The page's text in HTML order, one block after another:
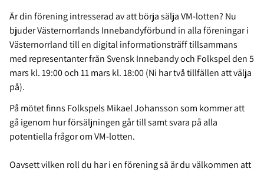
Är din förening intresserad av att börja sälja VM-lotten? Nu
bjuder Västernorrlands Innebandyförbund in alla föreningar i
Västernorrland till en digital informationsträff tillsammans
med representanter från Svensk Innebandy och Folkspel den 5
mars kl. 19:00 och 11 mars kl. 18:00 (Ni har två tillfällen att välja
på).
På mötet finns Folkspels Mikael Johansson som kommer att
gå igenom hur försäljningen går till samt svara på alla
potentiella frågor om VM-lotten.
Oavsett vilken roll du har i en förening så är du välkommen att